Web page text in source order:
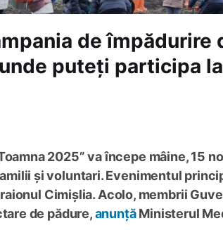
de împădurire
puteți participa
2025” va începe mâine, 15
și voluntari. Evenimentul
Cimișlia. Acolo, membrii
de pădure,anunțăMinisterul